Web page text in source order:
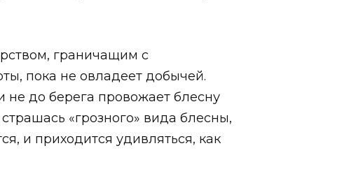
граничащим с
пока не овладеет добычей.
не до берега провожает блесну
«грозного» вида блесны,
и приходится удивляться, как